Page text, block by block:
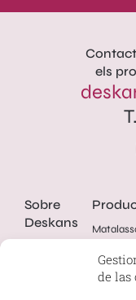
de las
els
Sobre
Deskans
Llits